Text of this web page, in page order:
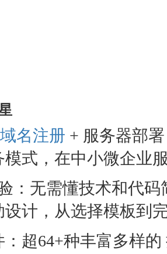
域名注册 + 服务器部
模式，在中小微企业
：无需懂技术和代
设计，从选择模板到
：超64+种丰富多样